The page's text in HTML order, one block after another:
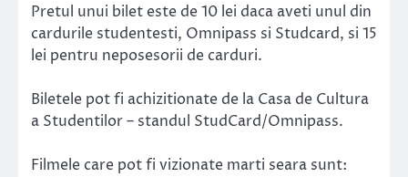
Pretul unui bilet este de 10 lei daca aveti unul din
cardurile studentesti, Omnipass si Studcard, si 15
lei pentru neposesorii de carduri.
Biletele pot fi achizitionate de la Casa de Cultura
a Studentilor – standul StudCard/Omnipass.
Filmele care pot fi vizionate marti seara sunt: